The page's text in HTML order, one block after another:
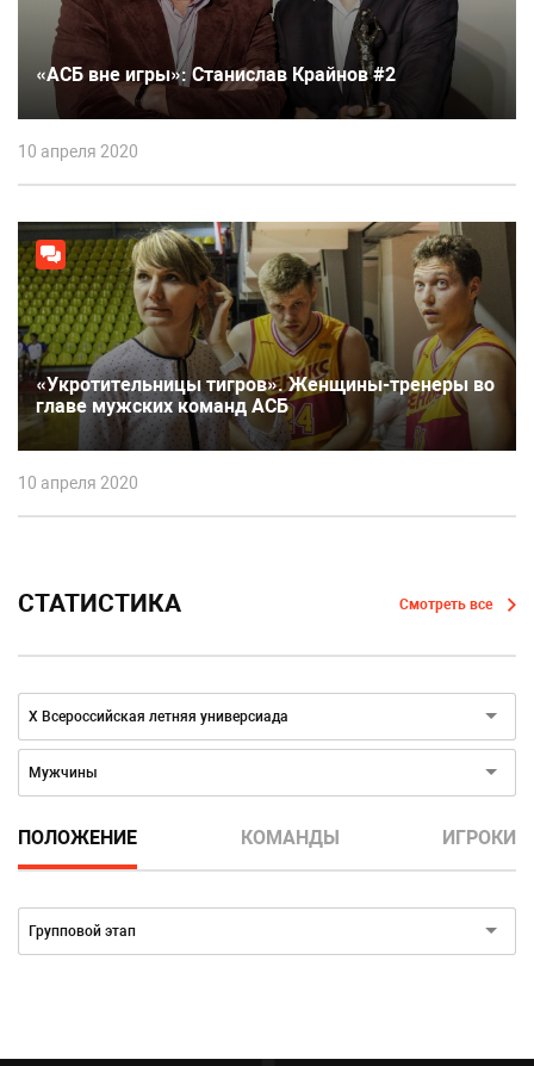
«АСБ вне игры»: Станислав Крайнов #2
10 апреля 2020
«Укротительницы тигров». Женщины-тренеры во
главе мужских команд АСБ
10 апреля 2020
СТАТИСТИКА Смотреть все
Дивизион:
Х Всероссийская летняя универсиада
Пол:
Мужчины
ПОЛОЖЕНИЕ КОМАНДЫ ИГРОКИ
Турнир:
Групповой этап